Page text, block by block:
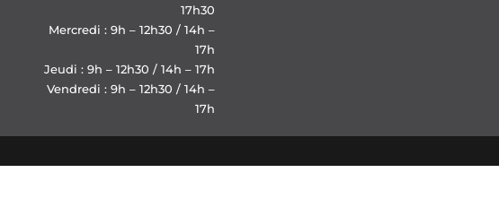
17h30
Mercredi : 9h – 12h30 / 14h –
17h
Jeudi : 9h – 12h30 / 14h – 17h
Vendredi : 9h – 12h30 / 14h –
17h